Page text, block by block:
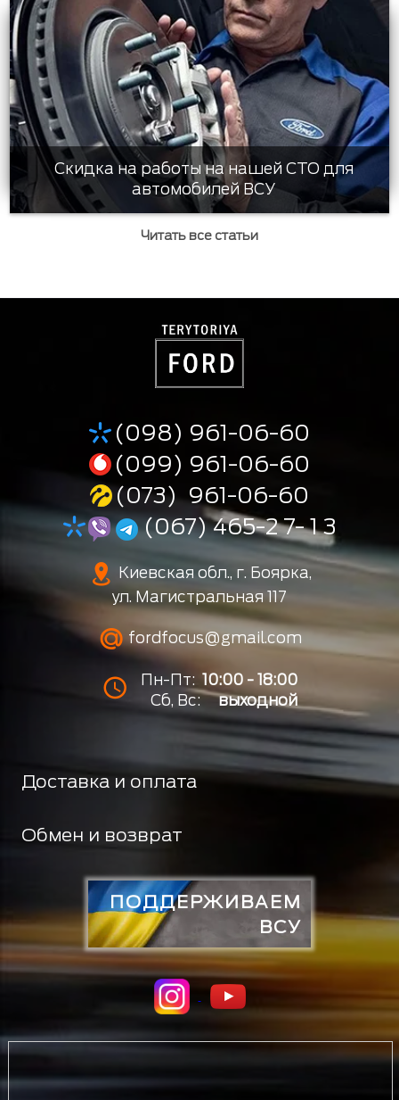
Скидка на работы на нашей СТО для
автомобилей ВСУ
Читать все статьи
(098) 961-06-60
(099) 961-06-60
(073) 961-06-60
(067) 465-2 7- 1 3
Киевская обл., г. Боярка,
ул. Магистральная 117
fordfocus@gmail.com
Пн-Пт: 10:00 - 18:00
Сб, Вс:
выходной
Доставка и оплата
Обмен и возврат
ПОДДЕРЖИВАЕМ
ВСУ